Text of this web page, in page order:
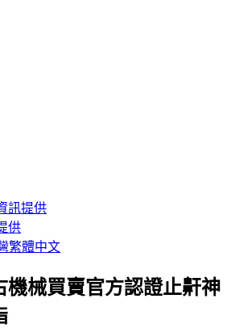
訊提供
供
繁體中文
機械買賣官方認證止鼾神